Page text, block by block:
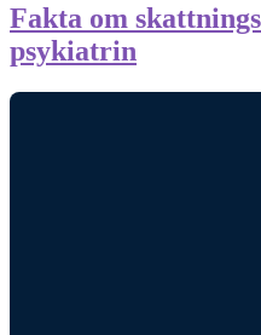
Fakta om
psykiatrin